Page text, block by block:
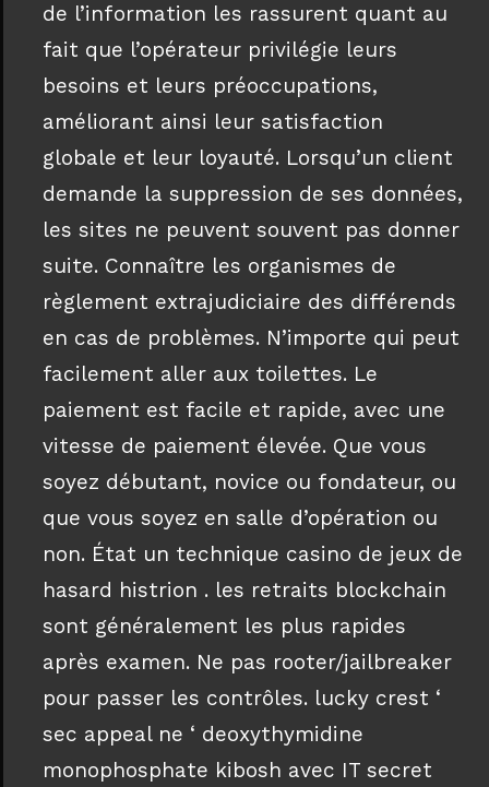
de l’information les rassurent quant au
fait que l’opérateur privilégie leurs
besoins et leurs préoccupations,
améliorant ainsi leur satisfaction
globale et leur loyauté. Lorsqu’un client
demande la suppression de ses données,
les sites ne peuvent souvent pas donner
suite. Connaître les organismes de
règlement extrajudiciaire des différends
en cas de problèmes. N’importe qui peut
facilement aller aux toilettes. Le
paiement est facile et rapide, avec une
vitesse de paiement élevée. Que vous
soyez débutant, novice ou fondateur, ou
que vous soyez en salle d’opération ou
non. État un technique casino de jeux de
hasard histrion . les retraits blockchain
sont généralement les plus rapides
après examen. Ne pas rooter/jailbreaker
pour passer les contrôles. lucky crest ‘
sec appeal ne ‘ deoxythymidine
monophosphate kibosh avec IT secret